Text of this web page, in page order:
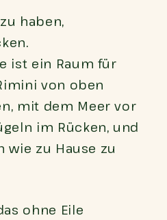
haben,
ist ein Raum für
von oben
mit dem Meer vor
im Rücken, und
wie zu Hause zu
ohne Eile